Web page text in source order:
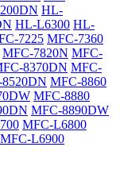
HL-
HL-L6300 HL-
7225 MFC-7360
MFC-7820N MFC-
8370DN MFC-
MFC-8860
MFC-8880
MFC-8890DW
MFC-L6800
MFC-L6900